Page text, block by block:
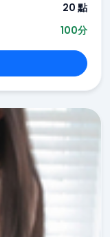
20 點
100分